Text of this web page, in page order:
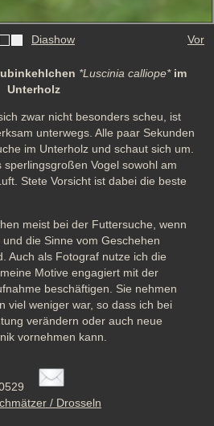
Diashow Vor
*Luscinia calliope*im
Unterholz
zwar nicht besonders scheu, ist
unterwegs. Alle paar Sekunden
im Unterholz und schaut sich um.
Vogel sowohl am
Stete Vorsicht ist dabei die beste
meist bei der Futtersuche, wenn
die Sinne vom Geschehen
Auch als Fotograf nutze ich die
Motive engagiert mit der
beschäftigen. Sie nehmen
viel weniger war, so dass ich bei
verändern oder auch neue
vornehmen kann.
/ Drosseln